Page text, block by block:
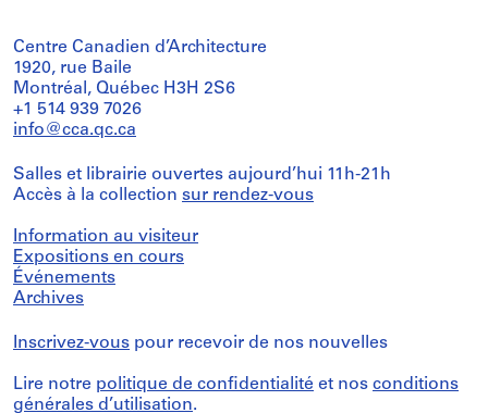
Centre Canadien d’Architecture
1920, rue Baile
Montréal, Québec H3H 2S6
+1 514 939 7026
info@cca.qc.ca
Salles et librairie ouvertes aujourd’hui 11h-21h
Accès à la collection sur rendez-vous
Information au visiteur
Expositions en cours
Événements
Archives
Inscrivez-vous pour recevoir de nos nouvelles
Lire notre politique de confidentialité et nos conditions
générales d’utilisation.